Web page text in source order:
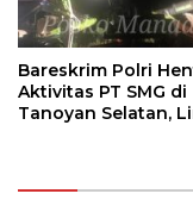
Bareskrim Polri
Aktivitas PT SMG di
Tanoyan Selatan,